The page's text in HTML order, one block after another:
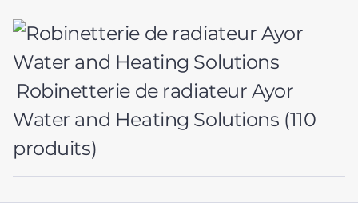
Robinetterie de radiateur Ayor
Water and Heating Solutions (110
produits)